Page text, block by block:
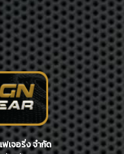
เจอริ่ง จำกัด